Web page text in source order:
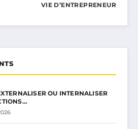
VIE D’ENTREPRENEUR
OU INTERNALISER